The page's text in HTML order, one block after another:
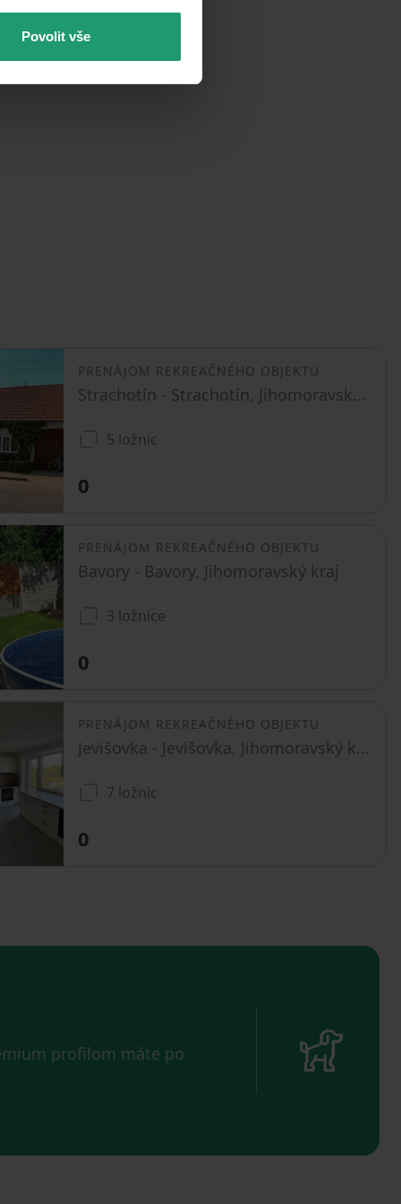
Povolit vše
PRENÁJOM REKREAČNÉHO OBJEKTU
Strachotín - Strachotín, Jihomoravský kraj
5 ložnic
0
PRENÁJOM REKREAČNÉHO OBJEKTU
Bavory - Bavory, Jihomoravský kraj
3 ložnice
0
PRENÁJOM REKREAČNÉHO OBJEKTU
Jevišovka - Jevišovka, Jihomoravský kraj
7 ložnic
0
profilom máte po